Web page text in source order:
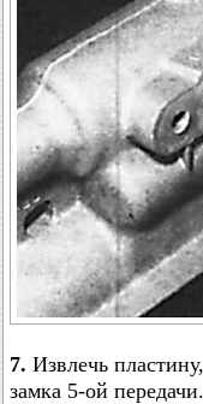
7. Извлечь
замка 5-ой передачи.